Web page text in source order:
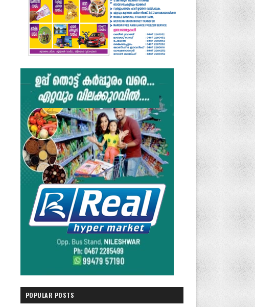
POPULAR POSTS